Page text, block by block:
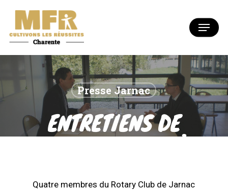
main
Menu
Presse Jarnac
ENTRETIENS DE
LA MFR
Quatre membres du Rotary Club de Jarnac
Close